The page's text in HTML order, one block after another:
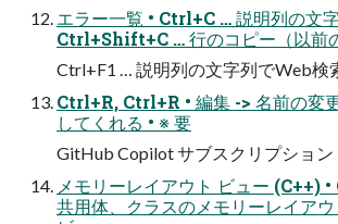
エラー一覧 • Ctrl+C … 説明列の文
Ctrl+Shift+C … 行のコピー（以前
Ctrl+F1 … 説明列の文字列でWeb検
Ctrl+R, Ctrl+R • 編集 -> 名前の変
してくれる • ※ 要
GitHub Copilot サブスクリプション
メモリーレイアウト ビュー (C++)
共用体、クラスのメモリーレイア